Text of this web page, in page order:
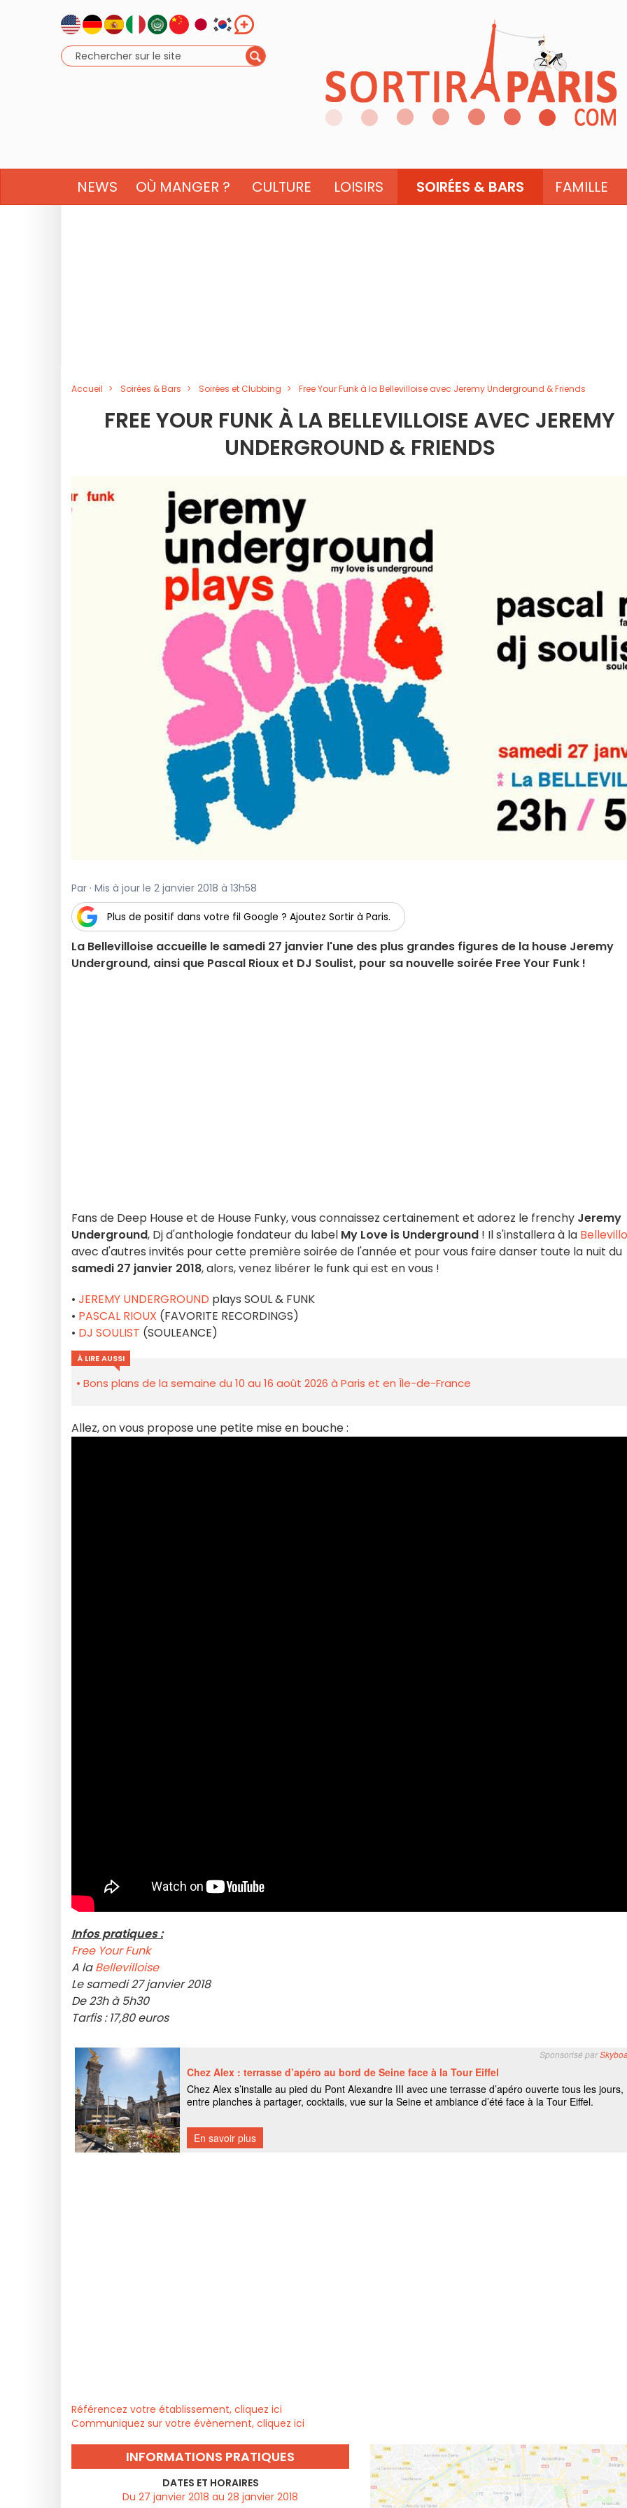
NEWS OÙ MANGER ? CULTURE LOISIRS SOIRÉES & BARS FAMILLE
Accueil Soirées & Bars Soirées et Clubbing Free Your Funk à la Bellevilloise avec Jeremy Underground & Friends
FREE YOUR FUNK À LA BELLEVILLOISE AVEC JEREMY
UNDERGROUND & FRIENDS
Par · Mis à jour le 2 janvier 2018 à 13h58
Plus de positif dans votre fil Google ? Ajoutez Sortir à Paris.
La Bellevilloise accueille le samedi 27 janvier l'une des plus grandes figures de la house Jeremy
Underground, ainsi que Pascal Rioux et DJ Soulist, pour sa nouvelle soirée Free Your Funk !
Fans de Deep House et de House Funky, vous connaissez certainement et adorez le frenchy Jeremy
Underground, Dj d'anthologie fondateur du label My Love is Underground ! Il s'installera à la
avec d'autres invités pour cette première soirée de l'année et pour vous faire danser toute la nuit du
samedi 27 janvier 2018, alors, venez libérer le funk qui est en vous !
• JEREMY UNDERGROUND plays SOUL & FUNK
• PASCAL RIOUX (FAVORITE RECORDINGS)
• DJ SOULIST (SOULEANCE)
À LIRE AUSSI
Bons plans de la semaine du 10 au 16 août 2026 à Paris et en Île-de-France
Allez, on vous propose une petite mise en bouche :
Infos pratiques :
Free Your Funk
A laBellevilloise
Le samedi 27 janvier 2018
De 23h à 5h30
Tarfis : 17,80 euros
Référencez votre établissement, cliquez ici
Communiquez sur votre évènement, cliquez ici
INFORMATIONS PRATIQUES
DATES ET HORAIRES
Du 27 janvier 2018 au 28 janvier 2018